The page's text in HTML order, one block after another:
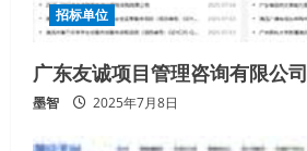
i
n
g
招标单位
广东友诚项目管理咨询有限公司
墨智 2025年7月8日